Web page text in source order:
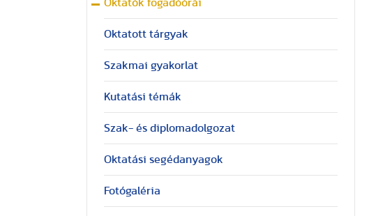
Oktatók fogadóórái
Oktatott tárgyak
Szakmai gyakorlat
Kutatási témák
Szak- és diplomadolgozat
Oktatási segédanyagok
Fotógaléria